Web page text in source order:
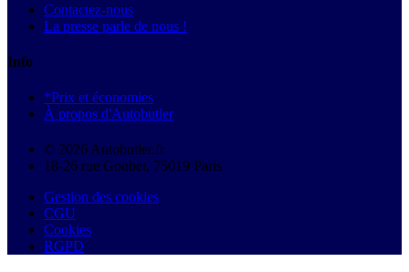
Contactez-nous
La presse parle de nous !
Info
*Prix et économies
À propos d'Autobutler
© 2026 Autobutler.fr
18-26 rue Goubet, 75019 Paris
Gestion des cookies
CGU
Cookies
RGPD